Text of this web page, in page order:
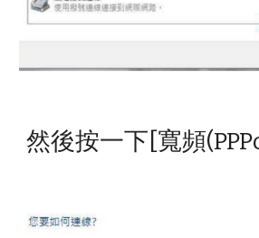
然後按一下[寬頻